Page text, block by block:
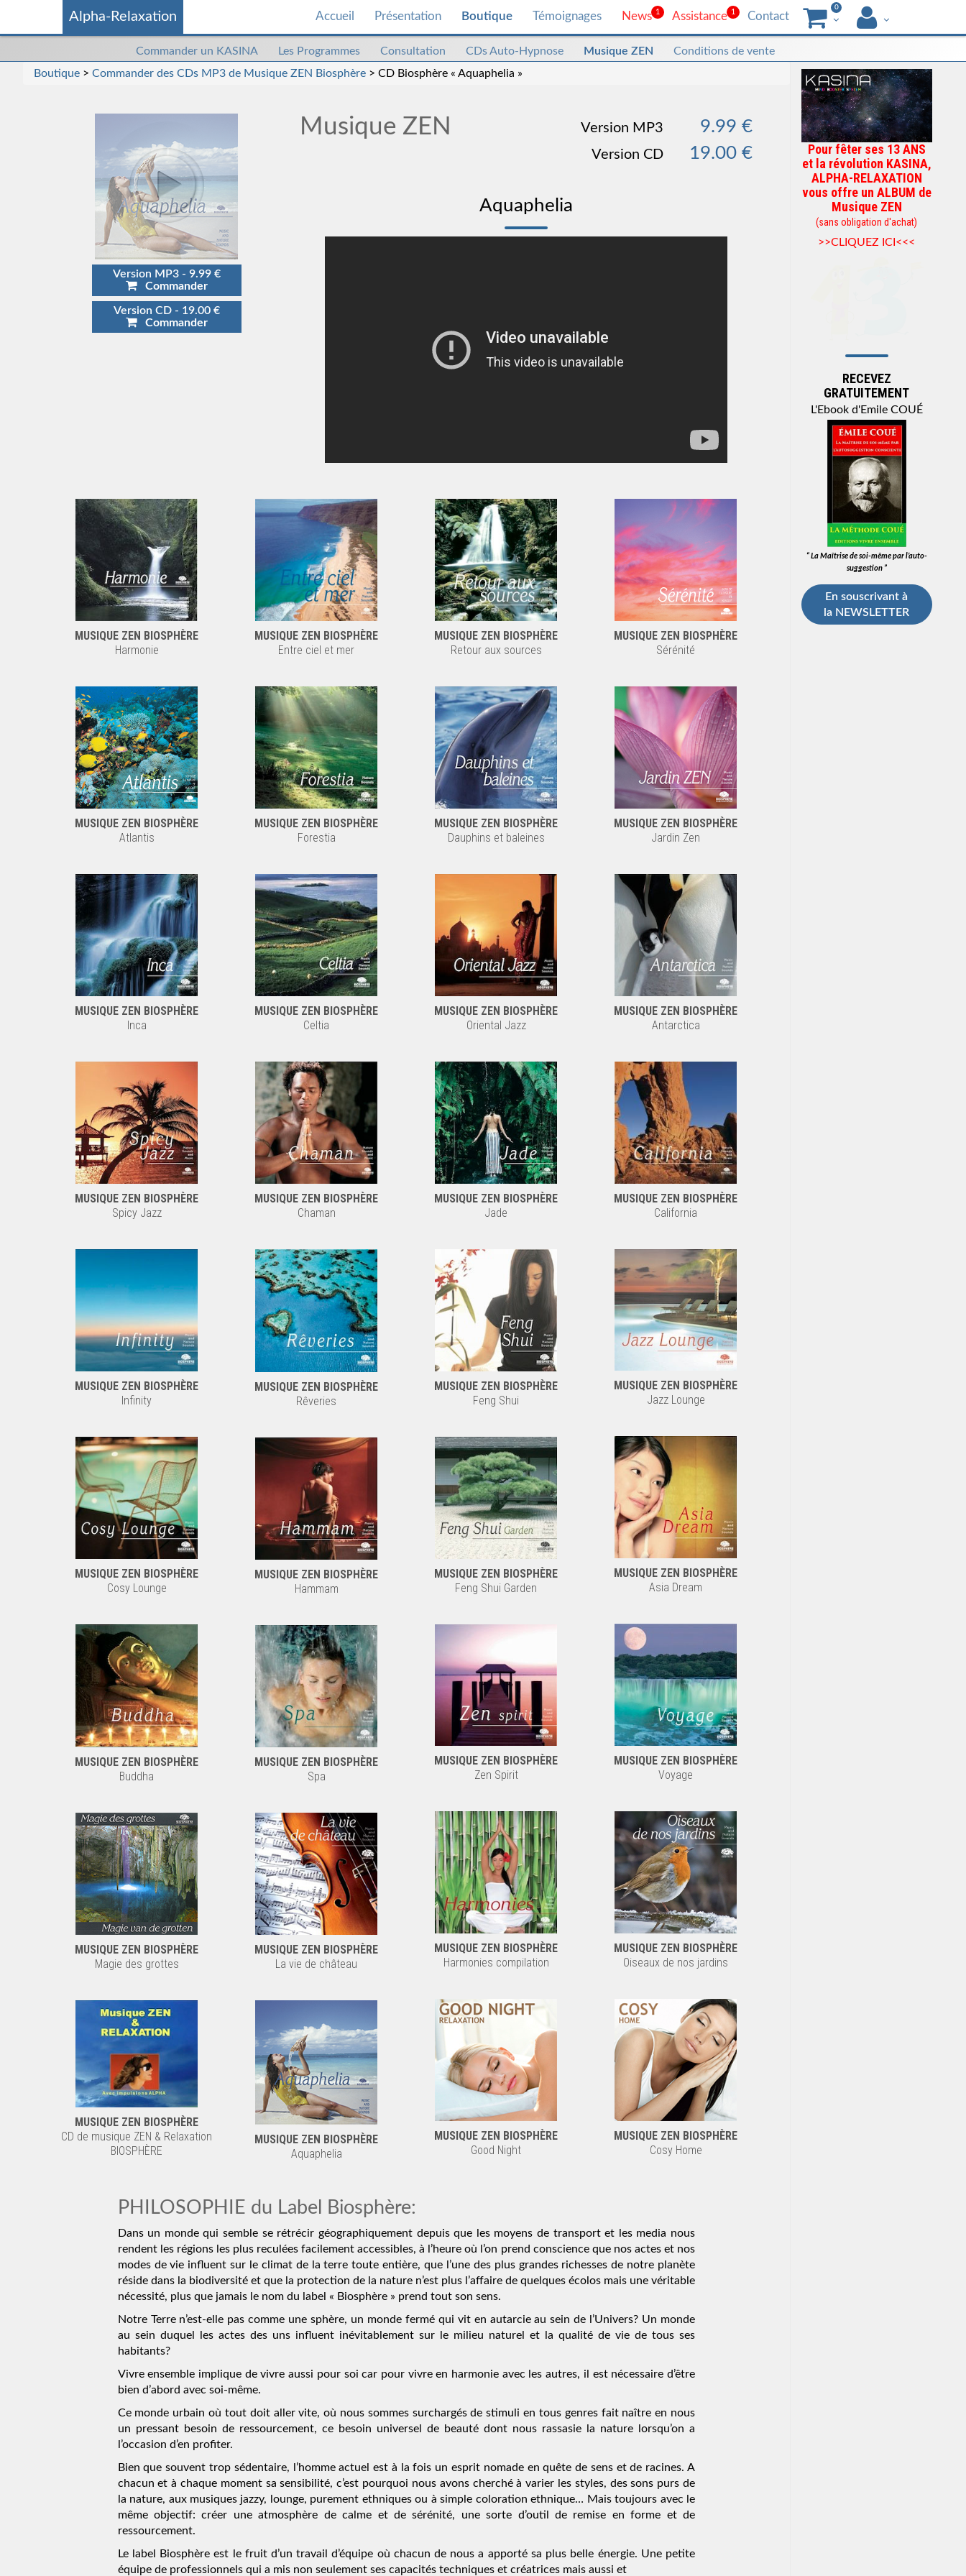
Alpha-Relaxation
0
Accueil Présentation Boutique
Commander
un
kasina
Commander un KASINA Les Programmes Consultation CDs Auto-Hypnose Musique ZEN Conditions de vente
Témoignages 1
News 1
Assistance Contact
Boutique > Commander des CDs MP3 de Musique ZEN Biosphère > CD Biosphère « Aquaphelia »
Version MP3 - 9.99 €
Commander
Version CD - 19.00 €
Commander
Musique ZEN Version MP3 9.99 €
Version CD 19.00 €
Aquaphelia
MUSIQUE ZEN BIOSPHÈRE
Harmonie
MUSIQUE ZEN BIOSPHÈRE
Entre ciel et mer
MUSIQUE ZEN BIOSPHÈRE
Retour aux sources
MUSIQUE ZEN BIOSPHÈRE
Sérénité
MUSIQUE ZEN BIOSPHÈRE
Atlantis
MUSIQUE ZEN BIOSPHÈRE
Forestia
MUSIQUE ZEN BIOSPHÈRE
Dauphins et baleines
MUSIQUE ZEN BIOSPHÈRE
Jardin Zen
MUSIQUE ZEN BIOSPHÈRE
Inca
MUSIQUE ZEN BIOSPHÈRE
Celtia
MUSIQUE ZEN BIOSPHÈRE
Oriental Jazz
MUSIQUE ZEN BIOSPHÈRE
Antarctica
MUSIQUE ZEN BIOSPHÈRE
Spicy Jazz
MUSIQUE ZEN BIOSPHÈRE
Chaman
MUSIQUE ZEN BIOSPHÈRE
Jade
MUSIQUE ZEN BIOSPHÈRE
California
MUSIQUE ZEN BIOSPHÈRE
Infinity
MUSIQUE ZEN BIOSPHÈRE
Rêveries
MUSIQUE ZEN BIOSPHÈRE
Feng Shui
MUSIQUE ZEN BIOSPHÈRE
Jazz Lounge
MUSIQUE ZEN BIOSPHÈRE
Asia Dream
MUSIQUE ZEN BIOSPHÈRE
Cosy Lounge
MUSIQUE ZEN BIOSPHÈRE
Feng Shui Garden
MUSIQUE ZEN BIOSPHÈRE
Hammam
MUSIQUE ZEN BIOSPHÈRE
Voyage
MUSIQUE ZEN BIOSPHÈRE
Buddha
MUSIQUE ZEN BIOSPHÈRE
Zen Spirit
MUSIQUE ZEN BIOSPHÈRE
Spa
MUSIQUE ZEN BIOSPHÈRE
Harmonies compilation
MUSIQUE ZEN BIOSPHÈRE
Oiseaux de nos jardins
MUSIQUE ZEN BIOSPHÈRE
Magie des grottes
MUSIQUE ZEN BIOSPHÈRE
La vie de château
MUSIQUE ZEN BIOSPHÈRE
Good Night
MUSIQUE ZEN BIOSPHÈRE
Cosy Home
MUSIQUE ZEN BIOSPHÈRE
CD de musique ZEN & Relaxation
BIOSPHÈRE
MUSIQUE ZEN BIOSPHÈRE
Aquaphelia
PHILOSOPHIE du Label Biosphère:
Dans un monde qui semble se rétrécir géographiquement depuis que les moyens de transport et les media nous
rendent les régions les plus reculées facilement accessibles, à l’heure où l’on prend conscience que nos actes et nos
modes de vie influent sur le climat de la terre toute entière, que l’une des plus grandes richesses de notre planète
réside dans la biodiversité et que la protection de la nature n’est plus l’affaire de quelques écolos mais une véritable
nécessité, plus que jamais le nom du label « Biosphère » prend tout son sens.
Notre Terre n’est-elle pas comme une sphère, un monde fermé qui vit en autarcie au sein de l’Univers? Un monde
au sein duquel les actes des uns influent inévitablement sur le milieu naturel et la qualité de vie de tous ses
habitants?
Vivre ensemble implique de vivre aussi pour soi car pour vivre en harmonie avec les autres, il est nécessaire d’être
bien d’abord avec soi-même.
Ce monde urbain où tout doit aller vite, où nous sommes surchargés de stimuli en tous genres fait naître en nous
un pressant besoin de ressourcement, ce besoin universel de beauté dont nous rassasie la nature lorsqu’on a
l’occasion d’en profiter.
Bien que souvent trop sédentaire, l’homme actuel est à la fois un esprit nomade en quête de sens et de racines. A
chacun et à chaque moment sa sensibilité, c’est pourquoi nous avons cherché à varier les styles, des sons purs de
la nature, aux musiques jazzy, lounge, purement ethniques ou à simple coloration ethnique… Mais toujours avec le
même objectif: créer une atmosphère de calme et de sérénité, une sorte d’outil de remise en forme et de
ressourcement.
Le label Biosphère est le fruit d’un travail d’équipe où chacun de nous a apporté sa plus belle énergie. Une petite
équipe de professionnels qui a mis non seulement ses capacités techniques et créatrices mais aussi et
Pour fêter ses 13 ANS
et la révolution KASINA,
ALPHA-RELAXATION
vous offre un ALBUM de
Musique ZEN
(sans obligation d'achat)
>>CLIQUEZ ICI<<<
RECEVEZ
GRATUITEMENT
L'Ebook d'Emile COUÉ
“ La Maîtrise de soi-même par l’auto-
suggestion ”
En souscrivant à
la NEWSLETTER